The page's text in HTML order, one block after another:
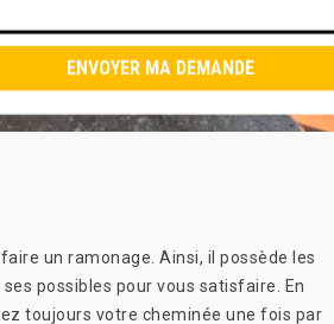
un ramonage. Ainsi, il possède les
possibles pour vous satisfaire. En
toujours votre cheminée une fois par